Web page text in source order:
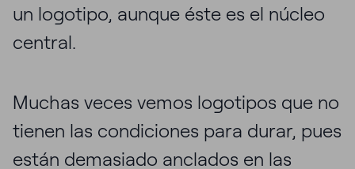
un logotipo, aunque éste es el núcleo
central.
Muchas veces vemos logotipos que no
tienen las condiciones para durar, pues
están demasiado anclados en las